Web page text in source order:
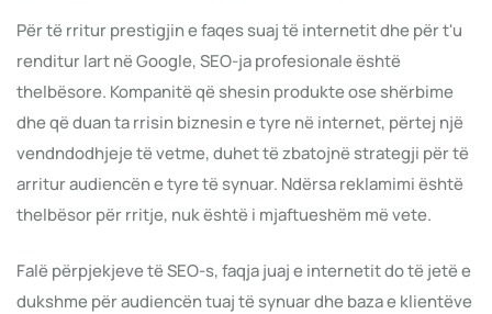
Për të rritur prestigjin e faqes suaj të internetit dhe për t'u
renditur lart në Google, SEO-ja profesionale është
thelbësore. Kompanitë që shesin produkte ose shërbime
dhe që duan ta rrisin biznesin e tyre në internet, përtej një
vendndodhjeje të vetme, duhet të zbatojnë strategji për të
arritur audiencën e tyre të synuar. Ndërsa reklamimi është
thelbësor për rritje, nuk është i mjaftueshëm më vete.
Falë përpjekjeve të SEO-s, faqja juaj e internetit do të jetë e
dukshme për audiencën tuaj të synuar dhe baza e klientëve